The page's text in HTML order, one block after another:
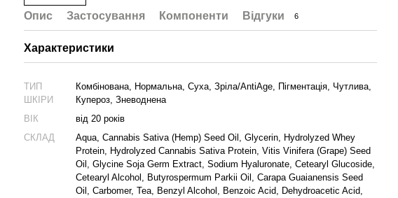
Опис Застосування Компоненти Відгуки 6
Характеристики
ТИП
ШКІРИ
Комбінована, Нормальна, Суха, Зріла/AntiAge, Пігментація, Чутлива,
Купероз, Зневоднена
ВІК
від 20 років
СКЛАД
Aqua, Cannabis Sativa (Hemp) Seed Oil, Glycerin, Hydrolyzed Whey
Protein, Hydrolyzed Cannabis Sativa Protein, Vitis Vinifera (Grape) Seed
Oil, Glycine Soja Germ Extract, Sodium Hyaluronate, Сetearyl Glucoside,
Cetearyl Alcohol, Butyrospermum Parkii Oil, Сarapa Guaianensis Seed
Oil, Carbomer, Tea, Benzyl Alcohol, Benzoic Acid, Dehydroacetic Acid,